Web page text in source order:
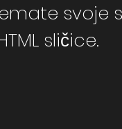
svoje
sličice.